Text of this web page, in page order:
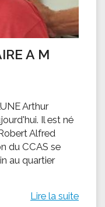
A M
Arthur
Il est né
Alfred
du CCAS se
au quartier
Lire la suite